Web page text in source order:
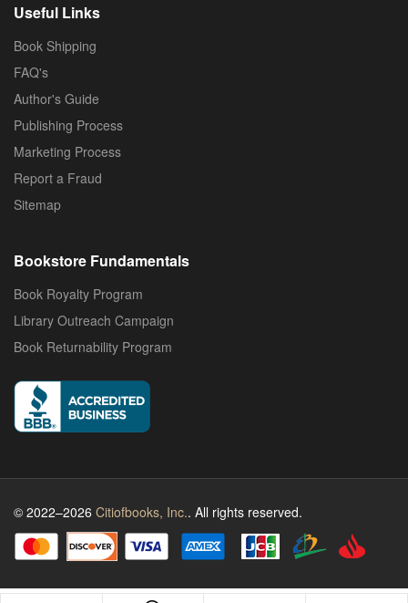
Useful Links
Book Shipping
FAQ's
Author's Guide
Publishing Process
Marketing Process
Report a Fraud
Sitemap
Bookstore Fundamentals
Book Royalty Program
Library Outreach Campaign
Book Returnability Program
© 2022–2026 Citiofbooks, Inc.. All rights reserved.